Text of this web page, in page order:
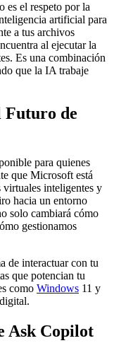
es el respeto por la
artificial para
a tus archivos
al ejecutar la
Es una combinación
que la IA trabaje
Futuro de
para quienes
que Microsoft está
virtuales inteligentes y
hacia un entorno
solo cambiará cómo
gestionamos
de interactuar con tu
que potencian tu
como Windows 11 y
Ask Copilot